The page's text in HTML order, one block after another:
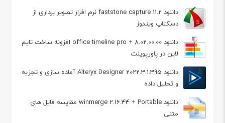
دانلود faststone capture 11.2 نرم افزار تصویر برداری از
دسکتاپ ویندوز
دانلود office timeline pro + 8.02.00.00 افزونه ساخت تایم
لاین در پاورپوینت
دانلود Alteryx Designer 2022.3.1.395 آماده سازی و تجزیه
و تحلیل داده
دانلود winmerge 2.16.44 + Portable مقایسه فایل های
متنی